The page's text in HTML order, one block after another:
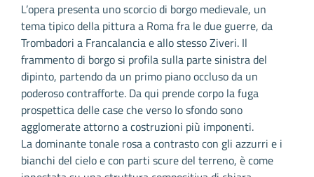
L’opera presenta uno scorcio di borgo medievale, un
tema tipico della pittura a Roma fra le due guerre, da
Trombadori a Francalancia e allo stesso Ziveri. Il
frammento di borgo si profila sulla parte sinistra del
dipinto, partendo da un primo piano occluso da un
poderoso contrafforte. Da qui prende corpo la fuga
prospettica delle case che verso lo sfondo sono
agglomerate attorno a costruzioni più imponenti.
La dominante tonale rosa a contrasto con gli azzurri e i
bianchi del cielo e con parti scure del terreno, è come